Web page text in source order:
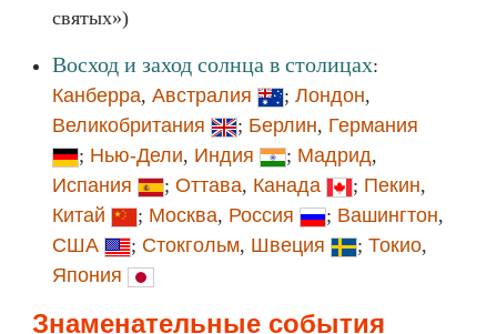
святых»)
Восход и заход солнца в столицах:
Канберра, Австралия ; Лондон,
Великобритания
; Берлин, Германия
; Нью-Дели, Индия ; Мадрид,
Испания
; Оттава, Канада ; Пекин,
Китай
; Москва, Россия ; Вашингтон,
США
; Стокгольм, Швеция ; Токио,
Япония
Знаменательные события